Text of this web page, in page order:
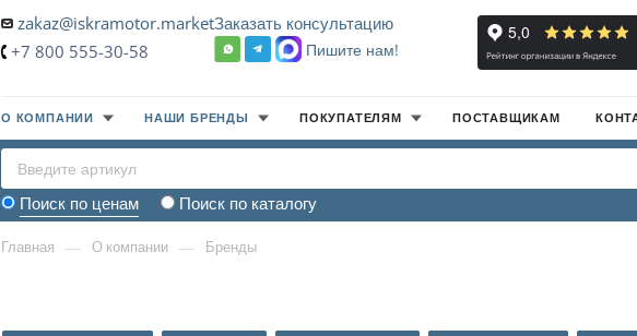
zakaz@iskramotor.market
+7 800 555-30-58
Заказать консультацию
Пишите нам!
О КОМПАНИИ НАШИ БРЕНДЫ ПОКУПАТЕЛЯМ ПОСТАВЩИКАМ
Поиск по ценам Поиск по каталогу
Главная — О компании — Бренды